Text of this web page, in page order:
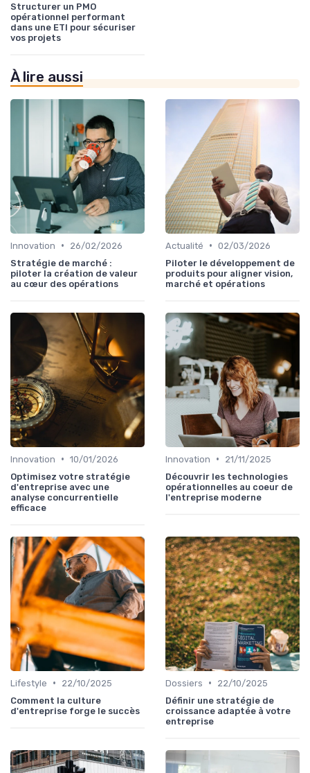
Structurer un PMO
opérationnel performant
dans une ETI pour sécuriser
vos projets
À lire aussi
Innovation •
26/02/2026
Stratégie de marché :
piloter la création de valeur
au cœur des opérations
Actualité • 02/03/2026
Piloter le développement de
produits pour aligner vision,
marché et opérations
Innovation • 10/01/2026
Optimisez votre stratégie
d'entreprise avec une
analyse concurrentielle
efficace
Innovation •
21/11/2025
Découvrir les technologies
opérationnelles au coeur de
l'entreprise moderne
Lifestyle •
22/10/2025
Comment la culture
d'entreprise forge le succès
Dossiers •
22/10/2025
Définir une stratégie de
croissance adaptée à votre
entreprise